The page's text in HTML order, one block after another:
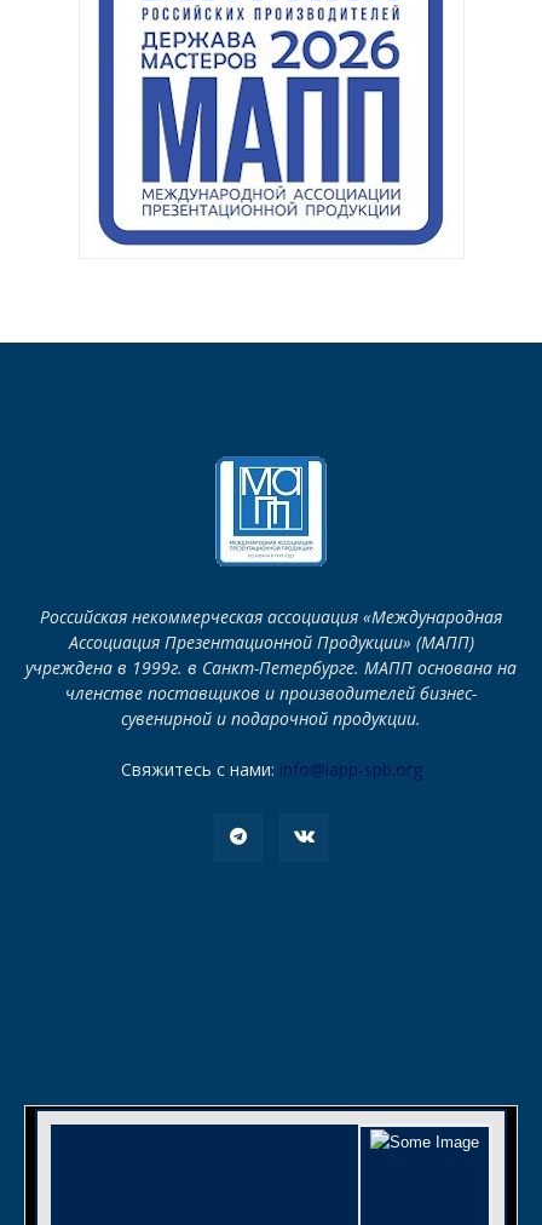
Российская некоммерческая ассоциация «Международная
Ассоциация Презентационной Продукции» (МАПП)
учреждена в 1999г. в Санкт-Петербурге. МАПП основана на
членстве поставщиков и производителей бизнес-
сувенирной и подарочной продукции.
Свяжитесь с нами: info@iapp-spb.org